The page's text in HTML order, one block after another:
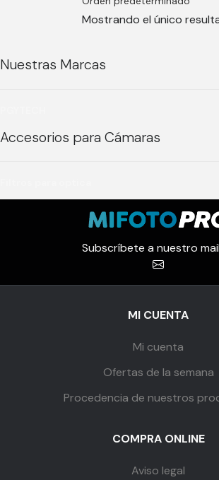
Mostrando el único
Nuestras Marcas
Accesorios para Cámaras
Subscríbete a nuestro
MI CUENTA
Mi cuenta
Ofertas de la semana
Procedencia de nuestros
COMPRA ONLINE
Aviso legal